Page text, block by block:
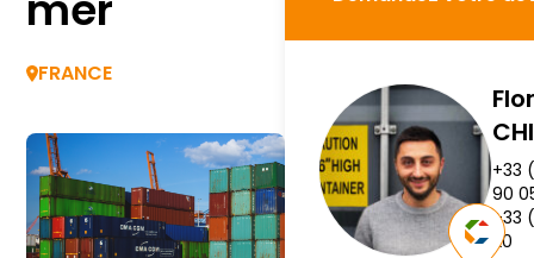
mer
FRANCE
+33
90
+33
20